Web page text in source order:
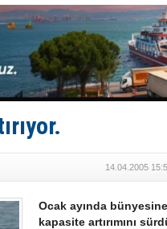
DÖDER, 28.
Fairline,
Baltık Denizi'nde
Runit kubbesi
Limana
Türk Loydu’na
Hüseyin Mengi:
Hat-San
14.04.2005
Ocak ayında
kapasite artırımını